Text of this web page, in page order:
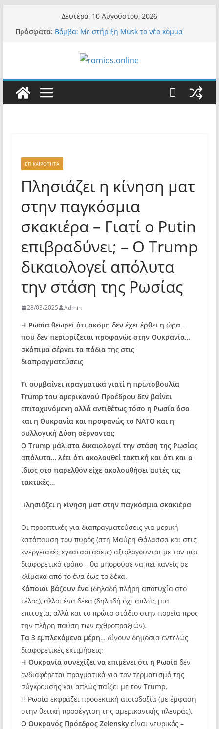
περιεχόμενο
Δευτέρα, 10 Αυγούστου, 2026
Πρόσφατα: Βόμβα: Με στήριξη Musk το νέο κόμμα
πανικό, πατριωτικό τσουνάμι σαρώνει την
εγκλήματά του στην πανδημία – Στην Ελλάδα
τον έκαναν μέλος της Ακαδημίας Αθηνών!
Οι ρυθμιστές – Σαμαράς και Κασιδιάρης θα
το διεφθαρμένο σύστημα εξουσίας»
ΕΠΙΚΑΙΡΟΤΗΤΑ
Πλησιάζει η κίνηση ματ
στην παγκόσμια
σκακιέρα – Γιατί ο Putin
επιβραδύνει; – Ο Trump
δικαιολογεί απόλυτα
την στάση της Ρωσίας
28/03/2025 Admin
Η Ρωσία θεωρεί ότι ακόμη δεν έχει έρθει η ώρα…
που δεν περιορίζεται προφανώς στην Ουκρανία…
σκόπιμα σέρνει τα πόδια της στις
διαπραγματεύσεις
Τι συμβαίνει πραγματικά γιατί η πρωτοβουλία
Trump του αμερικανού Προέδρου δεν βαίνει
επιταχυνόμενη αλλά αντιθέτως τόσο η Ρωσία όσο
και η Ουκρανία και προφανώς το ΝΑΤΟ και η
συλλογική Δύση σέρνονται;
Ο Trump μάλιστα δικαιολογεί την στάση της Ρωσίας
απόλυτα… λέει ότι ακολουθεί τακτική και ότι και ο
ίδιος στο παρελθόν είχε ακολουθήσει αυτές τις
τακτικές…
Πλησιάζει η κίνηση ματ στην παγκόσμια σκακιέρα
Οι προοπτικές για διαπραγματεύσεις για μερική
κατάπαυση του πυρός (στη Μαύρη Θάλασσα και στις
ενεργειακές εγκαταστάσεις) αξιολογούνται με τον πιο
διαφορετικό τρόπο – θα μπορούσε να πει κανείς σε
κλίμακα από το ένα έως το δέκα.
Κάποιοι βάζουν ένα(δηλαδή πλήρη αποτυχία στο
τέλος), άλλοι ένα δέκα (δηλαδή όχι απλώς μια
επιτυχία, αλλά και το πρώτο στάδιο στην πορεία προς
την πλήρη παύση των εχθροπραξιών).
Τα 3 εμπλεκόμενα μέρη… δίνουν δημόσια εντελώς
διαφορετικές εκτιμήσεις:
Η Ουκρανία συνεχίζει να επιμένει ότι η Ρωσίαδεν
ενδιαφέρεται πραγματικά για τον τερματισμό της
σύγκρουσης και απλώς παίζει με τον Trump.
H Ρωσία εκφράζει προσεκτική αισιοδοξία (με έμφαση
στην θετική προσέγγιση της αμερικανικής πλευράς).
O Ουκρανός Πρόεδρος Zelenskyείναι νευρικός –